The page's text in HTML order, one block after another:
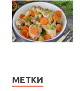
МЕТКИ